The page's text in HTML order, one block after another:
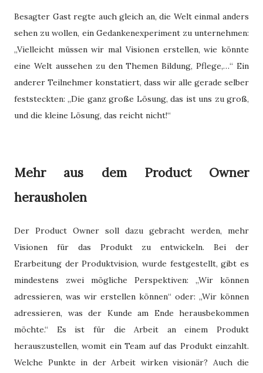
Besagter Gast regte auch gleich an, die Welt einmal anders
sehen zu wollen, ein Gedankenexperiment zu unternehmen:
„Vielleicht müssen wir mal Visionen erstellen, wie könnte
eine Welt aussehen zu den Themen Bildung, Pflege,…“ Ein
anderer Teilnehmer konstatiert, dass wir alle gerade selber
feststeckten: „Die ganz große Lösung, das ist uns zu groß,
und die kleine Lösung, das reicht nicht!“
Mehr aus dem Product Owner
herausholen
Der Product Owner soll dazu gebracht werden, mehr
Visionen für das Produkt zu entwickeln. Bei der
Erarbeitung der Produktvision, wurde festgestellt, gibt es
mindestens zwei mögliche Perspektiven: „Wir können
adressieren, was wir erstellen können“ oder: „Wir können
adressieren, was der Kunde am Ende herausbekommen
möchte.“ Es ist für die Arbeit an einem Produkt
herauszustellen, womit ein Team auf das Produkt einzahlt.
Welche Punkte in der Arbeit wirken visionär? Auch die